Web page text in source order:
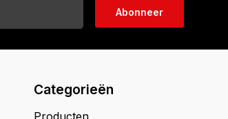
Abonneer
Categorieën
Producten